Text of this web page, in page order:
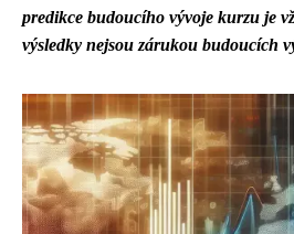
predikce budoucího vývoje kurzu je
výsledky nejsou zárukou budoucích